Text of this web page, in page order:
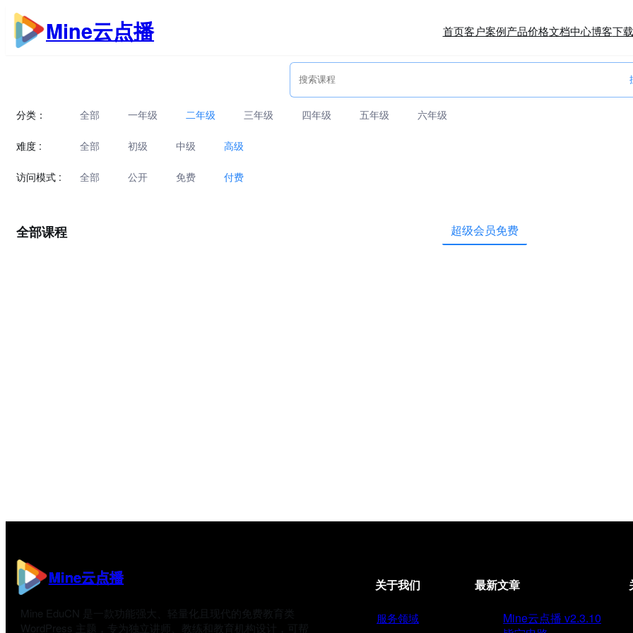
跳
至
内
Mine云点播 首页客户案例产品价格文档中心博客下载
分类： 全部 一年级 二年级 三年级 四年级 五年级 六年级
难度 : 全部 初级 中级 高级
访问模式 : 全部 公开 免费 付费
全部课程 超级会员免费
Mine云点播
Mine EduCN 是一款功能强大、轻量化且现代的免费教育类
WordPress 主题，专为独立讲师、教练和教育机构设计，可帮
关于我们
服务领域
最新文章
Mine云点播 v2.3.10